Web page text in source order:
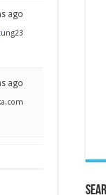
ago
ago